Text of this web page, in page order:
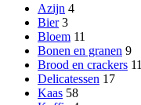
Azijn 4
Bier 3
Bloem 11
Bonen en granen 9
Brood en crackers 11
Delicatessen 17
Kaas 58